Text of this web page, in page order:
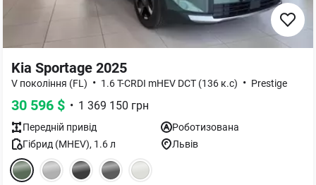
Kia Sportage 2025
V покоління (FL) • 1.6 T-CRDI mHEV DCT (136 к.с) • Prestige
30 596 $ • 1 369 150 грн
Передній привід
Роботизована
Гібрид (MHEV), 1.6л Львів